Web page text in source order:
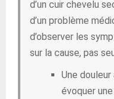
d’un cuir chevelu
d’un problème
d’observer les
sur la cause, pas
Une
évoquer